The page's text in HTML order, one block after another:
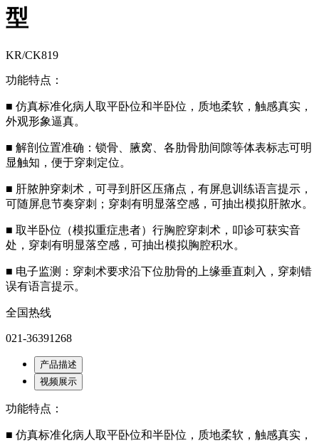
型
KR/CK819
功能特点：
■ 仿真标准化病人取平卧位和半卧位，质地柔软，触感真实，
外观形象逼真。
■ 解剖位置准确：锁骨、腋窝、各肋骨肋间隙等体表标志可明
显触知，便于穿刺定位。
■ 肝脓肿穿刺术，可寻到肝区压痛点，有屏息训练语言提示，
可随屏息节奏穿刺；穿刺有明显落空感，可抽出模拟肝脓水。
■ 取半卧位（模拟重症患者）行胸腔穿刺术，叩诊可获实音
处，穿刺有明显落空感，可抽出模拟胸腔积水。
■ 电子监测：穿刺术要求沿下位肋骨的上缘垂直刺入，穿刺错
误有语言提示。
全国热线
021-36391268
产品描述
视频展示
功能特点：
■ 仿真标准化病人取平卧位和半卧位，质地柔软，触感真实，